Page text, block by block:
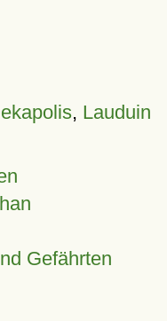
, Lauduin
Gefährten